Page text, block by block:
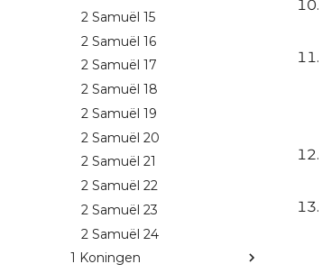
2 Samuël 15
2 Samuël 16
2 Samuël 17
2 Samuël 18
2 Samuël 19
2 Samuël 20
2 Samuël 21
2 Samuël 22
2 Samuël 23
2 Samuël 24
1 Koningen